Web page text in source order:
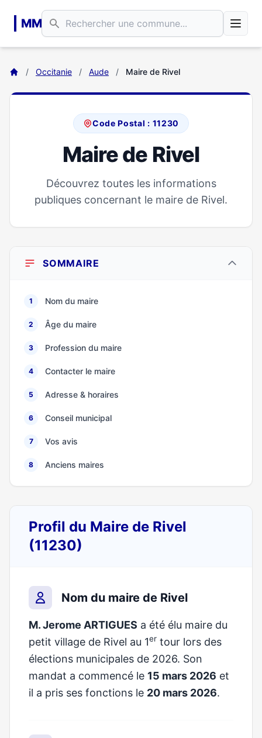
MM
/ Occitanie / Aude / Maire de Rivel
Code Postal : 11230
Maire de Rivel
Découvrez toutes les informations
publiques concernant le maire de Rivel.
SOMMAIRE
1 Nom du maire
2 Âge du maire
3 Profession du maire
4 Contacter le maire
5 Adresse & horaires
6 Conseil municipal
7 Vos avis
8 Anciens maires
Profil du Maire de Rivel
(11230)
Nom du maire de Rivel
M. Jerome ARTIGUES a été élu maire du
petit village de Rivel au 1er tour lors des
élections municipales de 2026. Son
mandat a commencé le 15 mars 2026 et
il a pris ses fonctions le 20 mars 2026.